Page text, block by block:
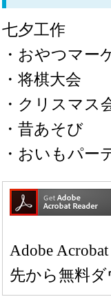
七夕工作
・おやつマー
・将棋大会
・クリスマス
・昔あそび
・おいもパー
Adobe
先から無料